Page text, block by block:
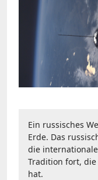
Ein russisches
Erde. Das
die
Tradition fort, die
hat.